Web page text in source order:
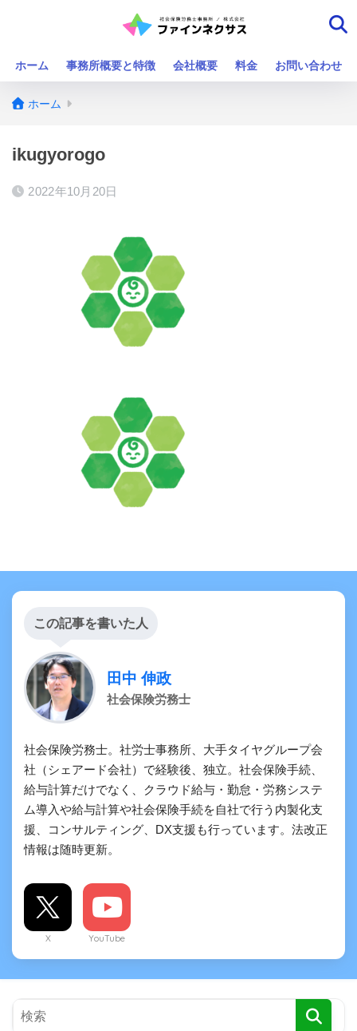
ホーム 事務所概要と特徴 会社概要 料金 お問い合わせ
ホーム
ikugyorogo
2022年10月20日
この記事を書いた人
田中 伸政
社会保険労務士
社会保険労務士。社労士事務所、大手タイヤグループ会
社（シェアード会社）で経験後、独立。社会保険手続、
給与計算だけでなく、クラウド給与・勤怠・労務システ
ム導入や給与計算や社会保険手続を自社で行う内製化支
援、コンサルティング、DX支援も行っています。法改正
情報は随時更新。
X YouTube